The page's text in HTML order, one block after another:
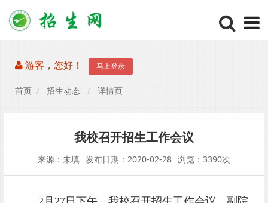
游客，您好！ 马上登录
首页 招生动态 详情页
我校召开招生工作会议
来源：未填 发布日期：2020-02-28 浏览：3390次